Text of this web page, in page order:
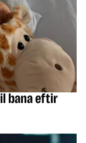
bana eftir